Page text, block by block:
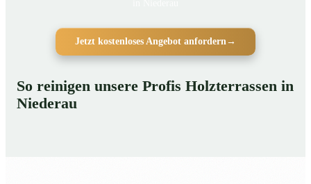
Jetzt kostenloses Angebot anfordern→
So reinigen unsere Profis Holzterrassen in
Niederau